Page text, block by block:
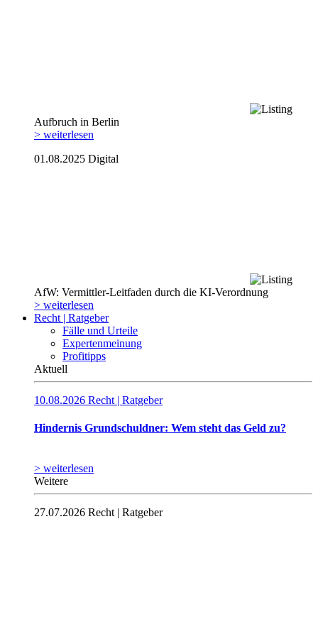
Aufbruch in Berlin
> weiterlesen
01.08.2025 Digital
AfW: Vermittler-Leitfaden durch die KI-Verordnung
> weiterlesen
Recht | Ratgeber
Fälle und Urteile
Expertenmeinung
Profitipps
Aktuell
10.08.2026 Recht | Ratgeber
Hindernis Grundschuldner: Wem steht das Geld zu?
> weiterlesen
Weitere
27.07.2026 Recht | Ratgeber